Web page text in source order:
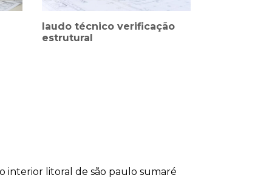
laudo técnico verificação
estrutural
interior litoral de são paulo sumaré